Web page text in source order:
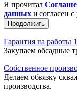
Я прочитал
данных и согласен
Продолжить
Гарантия на работы
Закупаем обсадные
Собственное
Делаем обвязку
производства.